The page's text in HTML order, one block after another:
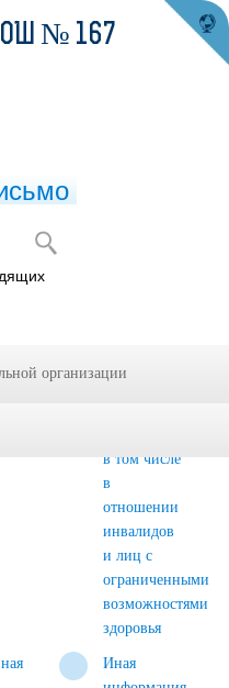
отдыха
обеспечение
в том числе
в
отношении
инвалидов
и лиц с
ограниченными
возможностями
здоровья
Иная
№ 167
организации